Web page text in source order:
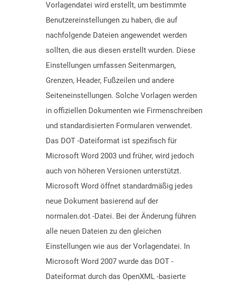
Vorlagendatei wird erstellt, um bestimmte
Benutzereinstellungen zu haben, die auf
nachfolgende Dateien angewendet werden
sollten, die aus diesen erstellt wurden. Diese
Einstellungen umfassen Seitenmargen,
Grenzen, Header, Fußzeilen und andere
Seiteneinstellungen. Solche Vorlagen werden
in offiziellen Dokumenten wie Firmenschreiben
und standardisierten Formularen verwendet.
Das DOT -Dateiformat ist spezifisch für
Microsoft Word 2003 und früher, wird jedoch
auch von höheren Versionen unterstützt.
Microsoft Word öffnet standardmäßig jedes
neue Dokument basierend auf der
normalen.dot -Datei. Bei der Änderung führen
alle neuen Dateien zu den gleichen
Einstellungen wie aus der Vorlagendatei. In
Microsoft Word 2007 wurde das DOT -
Dateiformat durch das OpenXML -basierte